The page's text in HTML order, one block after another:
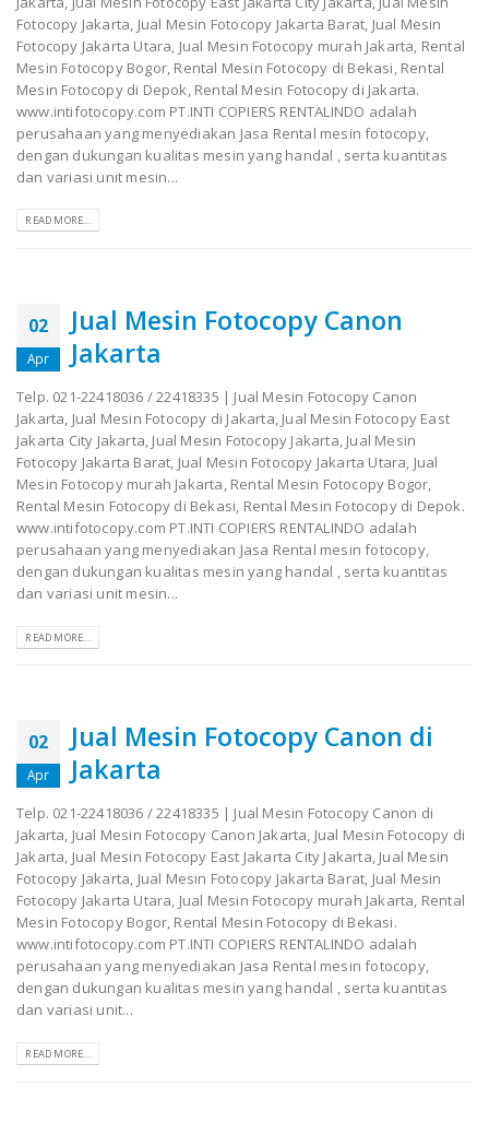
Fotocopy Jakarta, Jual Mesin Fotocopy Jakarta Barat, Jual Mesin
Fotocopy Jakarta Utara, Jual Mesin Fotocopy murah Jakarta, Rental
Mesin Fotocopy Bogor, Rental Mesin Fotocopy di Bekasi, Rental
Mesin Fotocopy di Depok, Rental Mesin Fotocopy di Jakarta.
www.intifotocopy.com PT.INTI COPIERS RENTALINDO adalah
perusahaan yang menyediakan Jasa Rental mesin fotocopy,
dengan dukungan kualitas mesin yang handal , serta kuantitas
dan variasi unit mesin...
READ MORE...
02
Apr
Jual Mesin Fotocopy Canon
Jakarta
Telp. 021-22418036 / 22418335 | Jual Mesin Fotocopy Canon
Jakarta, Jual Mesin Fotocopy di Jakarta, Jual Mesin Fotocopy East
Jakarta City Jakarta, Jual Mesin Fotocopy Jakarta, Jual Mesin
Fotocopy Jakarta Barat, Jual Mesin Fotocopy Jakarta Utara, Jual
Mesin Fotocopy murah Jakarta, Rental Mesin Fotocopy Bogor,
Rental Mesin Fotocopy di Bekasi, Rental Mesin Fotocopy di Depok.
www.intifotocopy.com PT.INTI COPIERS RENTALINDO adalah
perusahaan yang menyediakan Jasa Rental mesin fotocopy,
dengan dukungan kualitas mesin yang handal , serta kuantitas
dan variasi unit mesin...
READ MORE...
02
Apr
Jual Mesin Fotocopy Canon di
Jakarta
Telp. 021-22418036 / 22418335 | Jual Mesin Fotocopy Canon di
Jakarta, Jual Mesin Fotocopy Canon Jakarta, Jual Mesin Fotocopy di
Jakarta, Jual Mesin Fotocopy East Jakarta City Jakarta, Jual Mesin
Fotocopy Jakarta, Jual Mesin Fotocopy Jakarta Barat, Jual Mesin
Fotocopy Jakarta Utara, Jual Mesin Fotocopy murah Jakarta, Rental
Mesin Fotocopy Bogor, Rental Mesin Fotocopy di Bekasi.
www.intifotocopy.com PT.INTI COPIERS RENTALINDO adalah
perusahaan yang menyediakan Jasa Rental mesin fotocopy,
dengan dukungan kualitas mesin yang handal , serta kuantitas
dan variasi unit...
READ MORE...